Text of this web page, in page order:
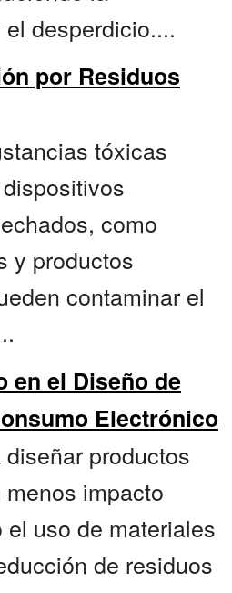
desperdicio....
por Residuos
tóxicas
como
y productos
contaminar el
en el Diseño de
Electrónico
productos
impacto
uso de materiales
de residuos